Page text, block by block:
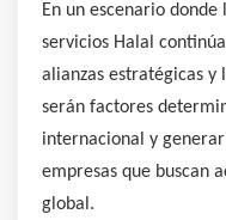
En un escenario
servicios Halal
alianzas estratégicas y
serán factores
internacional y
empresas que buscan
global.